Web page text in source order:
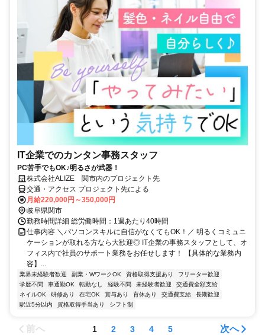
IT企業でのカンタン事務スタッフ
PC苦手でもOK♪明るさが武器！
株式会社ALIZE 関市内のプロジェクト先
交通・アクセス プロジェクト先による
月給220,000円～350,000円
岐阜県関市
勤務時間詳細 総労働時間：1週あたり40時間
仕事内容 ＼パソコンスキルに自信がなくてもOK！／ 明るくコミュニ
ケーションが取れる方なら大歓迎◎ IT企業の事務スタッフとして、オ
フィス内で社員のサポート業務をお任せします！ 【具体的な業務内
容】...
業界未経験者歓迎 副業・WワークOK 資格取得支援あり
フリーター歓迎
学歴不問
車通勤OK 転勤なし 経験不問 未経験者歓迎
交通費全額支給
ネイルOK
研修あり 在宅OK 賞与あり 育休あり 交通費支給
長期歓迎
駅近5分以内
資格取得手当あり シフト制
前へ 1 2 3 4 5 次へ